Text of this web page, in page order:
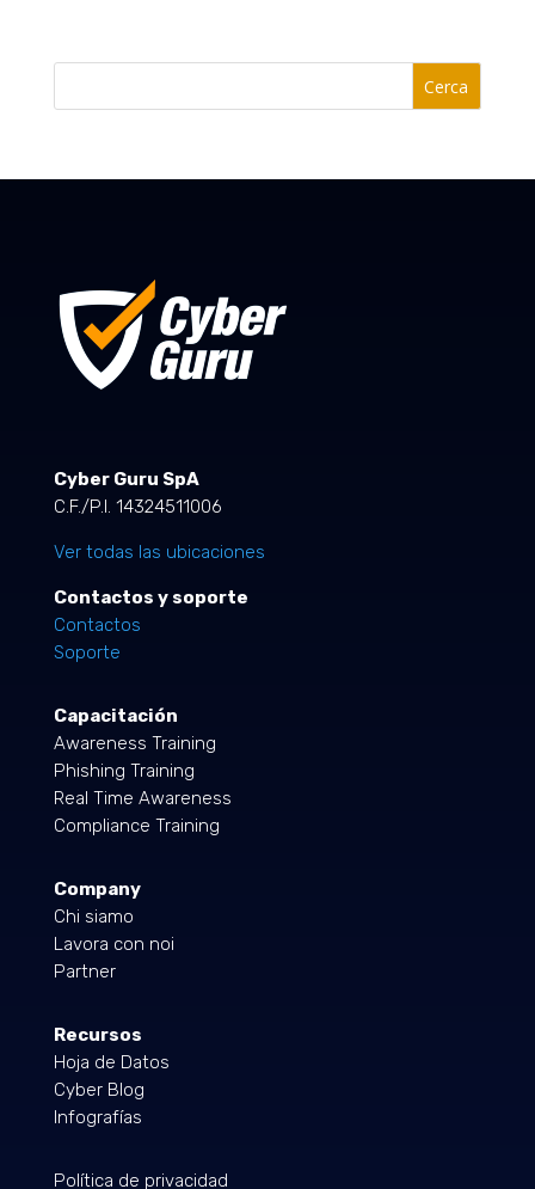
Cerca
Cyber Guru SpA
C.F./P.I. 14324511006
Ver todas las ubicaciones
Contactos y soporte
Contactos
Soporte
Capacitación
Awareness Training
Phishing Training
Real Time Awareness
Compliance Training
Company
Chi siamo
Lavora con noi
Partner
Recursos
Hoja de Datos
Cyber Blog
Infografías
Política de privacidad